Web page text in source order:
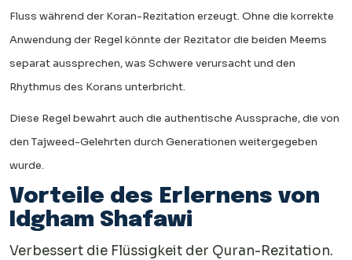
Fluss während der Koran-Rezitation erzeugt. Ohne die korrekte
Anwendung der Regel könnte der Rezitator die beiden Meems
separat aussprechen, was Schwere verursacht und den
Rhythmus des Korans unterbricht.
Diese Regel bewahrt auch die authentische Aussprache, die von
den Tajweed-Gelehrten durch Generationen weitergegeben
wurde.
Vorteile des Erlernens von
Idgham Shafawi
Verbessert die Flüssigkeit der Quran-Rezitation.